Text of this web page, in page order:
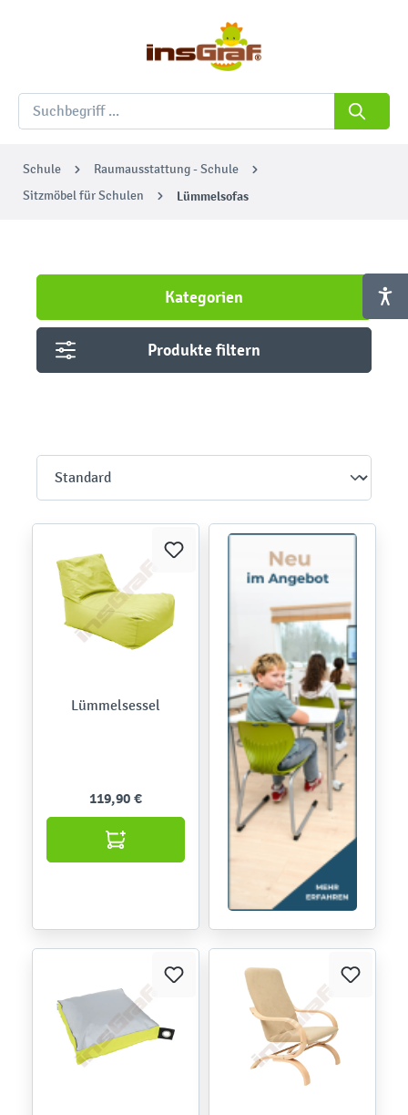
Schule
Raumausstattung - Schule
Sitzmöbel für Schulen
Lümmelsofas
Kategorien
Produkte filtern
Lümmelsessel
119,90 €